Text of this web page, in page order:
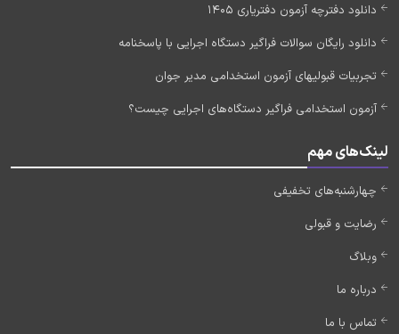
دانلود دفترچه آزمون دفتریاری 1405
دانلود رایگان سوالات فراگیر دستگاه اجرایی با پاسخنامه
تجربیات قبولیهای آزمون استخدامی مدیر جوان
آزمون استخدامی فراگیر دستگاه‌های اجرایی چیست؟
لینک‌های مهم
چهارشنبه‌های تخفیفی
رضایت و قبولی
وبلاگ
درباره ما
تماس با ما